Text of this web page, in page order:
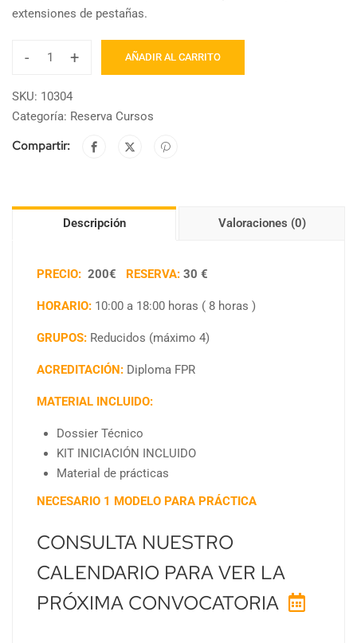
extensiones de pestañas.
- + AÑADIR AL CARRITO
SKU: 10304
Categoría: Reserva Cursos
Compartir:
Descripción Valoraciones (0)
PRECIO: 200€ RESERVA: 30 €
HORARIO: 10:00 a 18:00 horas ( 8 horas )
GRUPOS: Reducidos (máximo 4)
ACREDITACIÓN: Diploma FPR
MATERIAL INCLUIDO:
Dossier Técnico
KIT INICIACIÓN INCLUIDO
Material de prácticas
NECESARIO 1 MODELO PARA PRÁCTICA
CONSULTA NUESTRO
CALENDARIO PARA VER LA
PRÓXIMA CONVOCATORIA